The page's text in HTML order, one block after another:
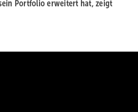
Portfolio erweitert hat, zeigt